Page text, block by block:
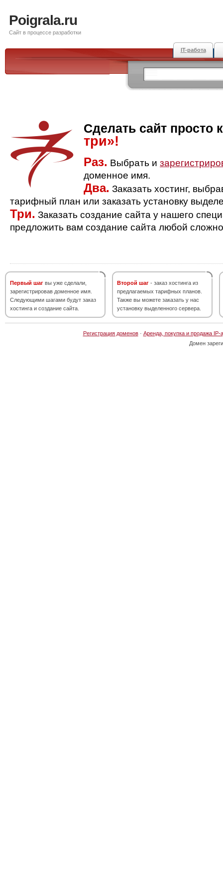
Poigrala.ru
Сайт в процессе разработки
IT-работа
Сделать сайт просто
три»!
Раз. Выбрать и
доменное имя.
Два. Заказать хостинг,
тарифный план или заказать установку
Три. Заказать создание сайта у нашего
предложить вам создание сайта любой
Первый шаг вы уже сделали,
зарегистрировав доменное имя.
Следующими шагами будут заказ
хостинга и создание сайта.
Второй шаг - заказ хостинга из
предлагаемых тарифных планов.
Также вы можете заказать у нас
установку выделенного сервера.
Регистрация доменов· Аренда, покупка и продажа IP-
Домен